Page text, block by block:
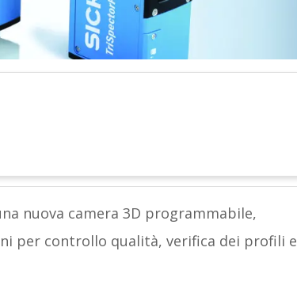
nuova camera 3D programmabile,
per controllo qualità, verifica dei profili e